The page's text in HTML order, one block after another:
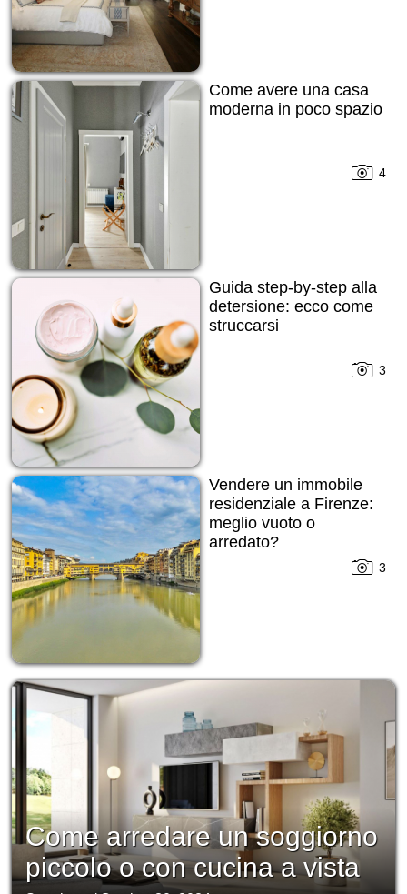
Come avere una casa
moderna in poco spazio
4
Guida step-by-step alla
detersione: ecco come
struccarsi
3
Vendere un immobile
residenziale a Firenze:
meglio vuoto o
arredato?
3
Come arredare un soggiorno
piccolo o con cucina a vista